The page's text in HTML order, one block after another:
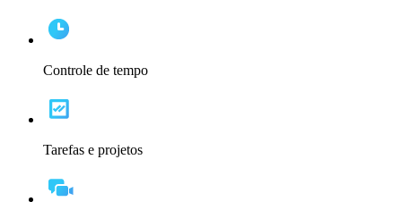
Controle de tempo
Tarefas e projetos